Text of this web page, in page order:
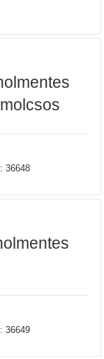
36648
36649